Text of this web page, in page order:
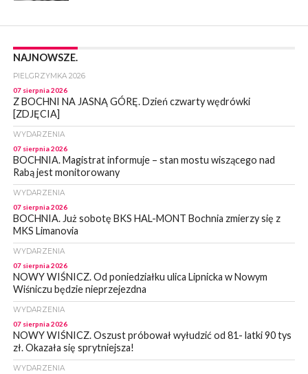
NAJNOWSZE.
PIELGRZYMKA 2026
07 sierpnia 2026
Z BOCHNI NA JASNĄ GÓRĘ. Dzień czwarty wędrówki
[ZDJĘCIA]
WYDARZENIA
07 sierpnia 2026
BOCHNIA. Magistrat informuje – stan mostu wiszącego nad
Rabą jest monitorowany
WYDARZENIA
07 sierpnia 2026
BOCHNIA. Już sobotę BKS HAL-MONT Bochnia zmierzy się z
MKS Limanovia
WYDARZENIA
07 sierpnia 2026
NOWY WIŚNICZ. Od poniedziałku ulica Lipnicka w Nowym
Wiśniczu będzie nieprzejezdna
WYDARZENIA
07 sierpnia 2026
NOWY WIŚNICZ. Oszust próbował wyłudzić od 81- latki 90 tys
zł. Okazała się sprytniejsza!
WYDARZENIA